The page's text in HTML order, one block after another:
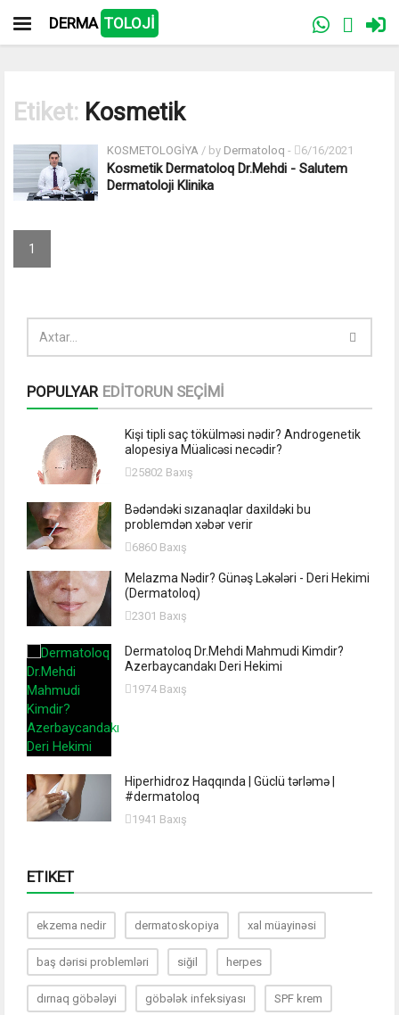
DERMA TOLOJİ
Etiket: Kosmetik
KOSMETOLOGİYA / by Dermatoloq - 6/16/2021
Kosmetik Dermatoloq Dr.Mehdi - Salutem
Dermatoloji Klinika
1
POPULYAR EDİTORUN SEÇİMİ
Kişi tipli saç tökülməsi nədir? Androgenetik
alopesiya Müalicəsi necədir?
25802 Baxış
Bədəndəki sızanaqlar daxildəki bu
problemdən xəbər verir
6860 Baxış
Melazma Nədir? Günəş Ləkələri - Deri Hekimi
(Dermatoloq)
2301 Baxış
Dermatoloq Dr.Mehdi Mahmudi Kimdir?
Azerbaycandakı Deri Hekimi
1974 Baxış
Hiperhidroz Haqqında | Güclü tərləmə |
#dermatoloq
1941 Baxış
ETIKET
ekzema nedir dermatoskopiya xal müayinəsi
baş dərisi problemləri siğil herpes
dırnaq göbələyi göbələk infeksiyası SPF krem